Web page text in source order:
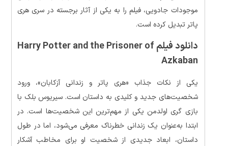
موجودات جادویی، فیلم را به یکی از آثار برجسته در سری هری
پاتر تبدیل کرده است.
دانلود فیلم Harry Potter and the Prisoner of
Azkaban
یکی از نکات جذاب «هری پاتر و زندانی آزکابان»، ورود
شخصیت‌های جدید و کلیدی به داستان است. سیریوس بلک با
بازی گری اولدمن یکی از مهم‌ترین این شخصیت‌ها است. در
ابتدا به‌عنوان یک زندانی خطرناک معرفی می‌شود، اما در طول
داستان، ابعاد جدیدی از شخصیت او برای مخاطب آشکار